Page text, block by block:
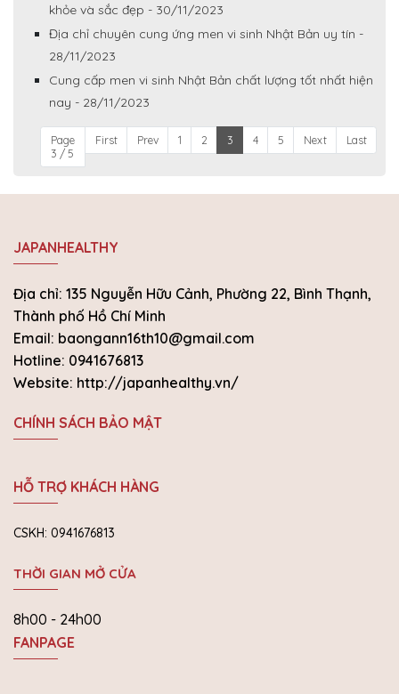
khỏe và sắc đẹp - 30/11/2023
Địa chỉ chuyên cung ứng men vi sinh Nhật Bản uy tín -
28/11/2023
Cung cấp men vi sinh Nhật Bản chất lượng tốt nhất hiện
nay - 28/11/2023
Page
3 / 5
First Prev 1 2 3 4 5 Next Last
JAPANHEALTHY
Địa chỉ: 135 Nguyễn Hữu Cảnh, Phường 22, Bình Thạnh,
Thành phố Hồ Chí Minh
Email: baongann16th10@gmail.com
Hotline: 0941676813
Website: http://japanhealthy.vn/
CHÍNH SÁCH BẢO MẬT
HỖ TRỢ KHÁCH HÀNG
CSKH: 0941676813
THỜI GIAN MỞ CỬA
8h00 - 24h00
FANPAGE